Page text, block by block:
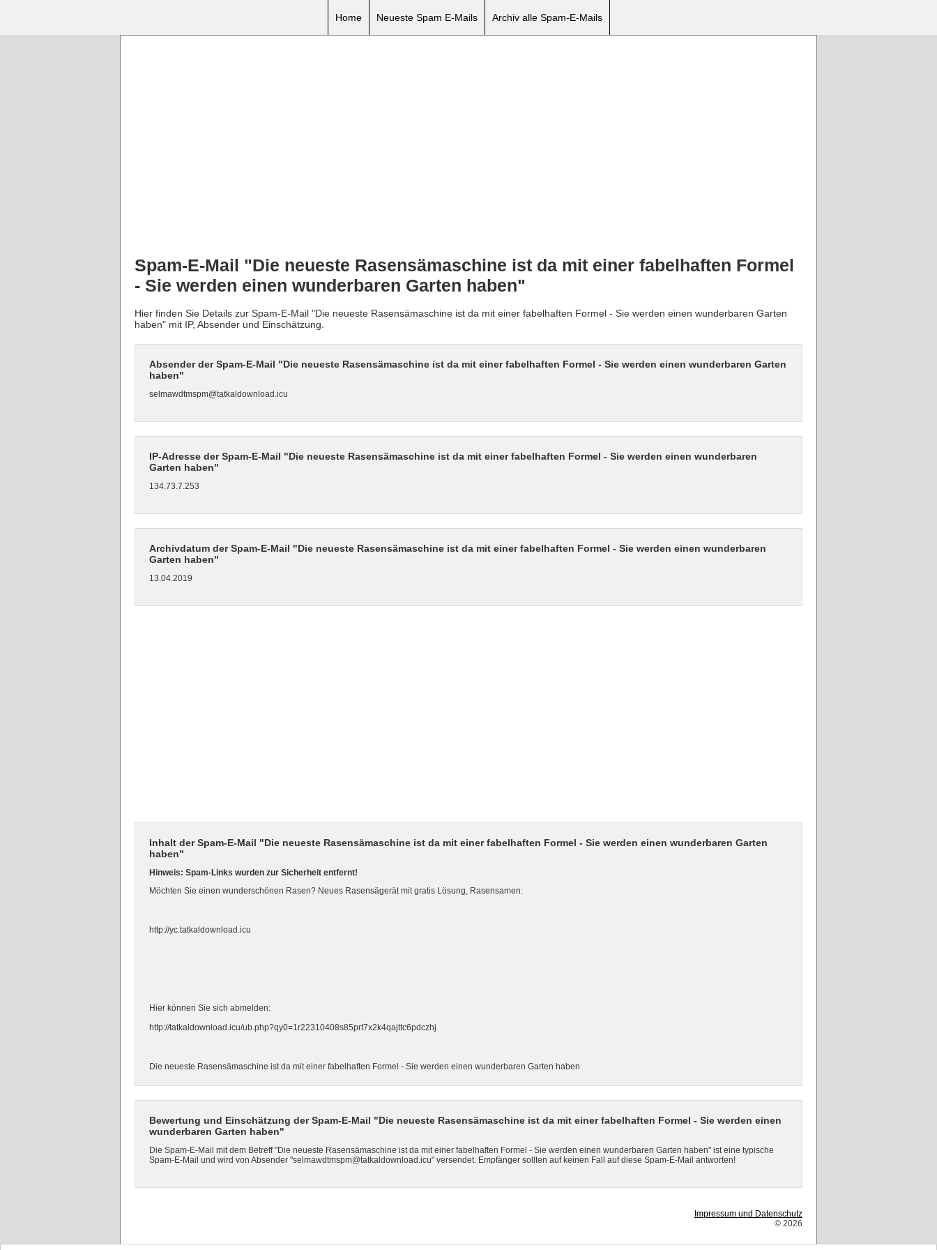
Home Neueste Spam E-Mails Archiv alle Spam-E-Mails
Spam-E-Mail "Die neueste Rasensämaschine ist da mit einer fabelhaften Formel
- Sie werden einen wunderbaren Garten haben"
Hier finden Sie Details zur Spam-E-Mail "Die neueste Rasensämaschine ist da mit einer fabelhaften Formel - Sie werden einen wunderbaren Garten
haben" mit IP, Absender und Einschätzung.
Absender der Spam-E-Mail "Die neueste Rasensämaschine ist da mit einer fabelhaften Formel - Sie werden einen wunderbaren Garten
haben"
selmawdtmspm@tatkaldownload.icu
IP-Adresse der Spam-E-Mail "Die neueste Rasensämaschine ist da mit einer fabelhaften Formel - Sie werden einen wunderbaren
Garten haben"
134.73.7.253
Archivdatum der Spam-E-Mail "Die neueste Rasensämaschine ist da mit einer fabelhaften Formel - Sie werden einen wunderbaren
Garten haben"
13.04.2019
Inhalt der Spam-E-Mail "Die neueste Rasensämaschine ist da mit einer fabelhaften Formel - Sie werden einen wunderbaren Garten
haben"
Hinweis: Spam-Links wurden zur Sicherheit entfernt!
Möchten Sie einen wunderschönen Rasen? Neues Rasensägerät mit gratis Lösung, Rasensamen:
http://yc.tatkaldownload.icu
Hier können Sie sich abmelden:
http://tatkaldownload.icu/ub.php?qy0=1r22310408s85prt7x2k4qajttc6pdczhj
Die neueste Rasensämaschine ist da mit einer fabelhaften Formel - Sie werden einen wunderbaren Garten haben
Bewertung und Einschätzung der Spam-E-Mail "Die neueste Rasensämaschine ist da mit einer fabelhaften Formel - Sie werden einen
wunderbaren Garten haben"
Die Spam-E-Mail mit dem Betreff "Die neueste Rasensämaschine ist da mit einer fabelhaften Formel - Sie werden einen wunderbaren Garten haben" ist eine typische
Spam-E-Mail und wird von Absender "selmawdtmspm@tatkaldownload.icu" versendet. Empfänger sollten auf keinen Fall auf diese Spam-E-Mail antworten!
Impressum und Datenschutz
© 2026